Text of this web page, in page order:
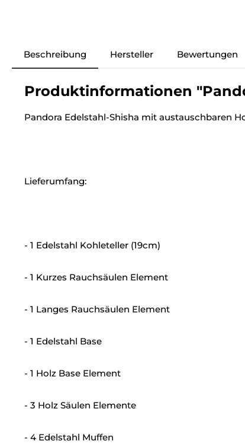
Beschreibung Hersteller Bewertungen
Produktinformationen
Pandora Edelstahl-Shisha mit austauschbaren
Lieferumfang:
- 1 Edelstahl Kohleteller (19cm)
- 1 Kurzes Rauchsäulen Element
- 1 Langes Rauchsäulen Element
- 1 Edelstahl Base
- 1 Holz Base Element
- 3 Holz Säulen Elemente
- 4 Edelstahl Muffen